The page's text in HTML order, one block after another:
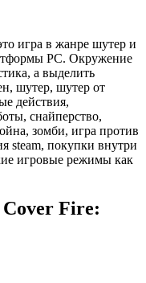
игра в жанре шутер и
PC. Окружение
а выделить
шутер, шутер от
действия,
снайперство,
зомби, игра против
steam, покупки внутри
игровые режимы как
Fire: